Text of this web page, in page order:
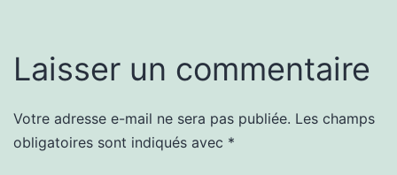
Laisser un commentaire
Votre adresse e-mail ne sera pas publiée. Les champs
obligatoires sont indiqués avec *